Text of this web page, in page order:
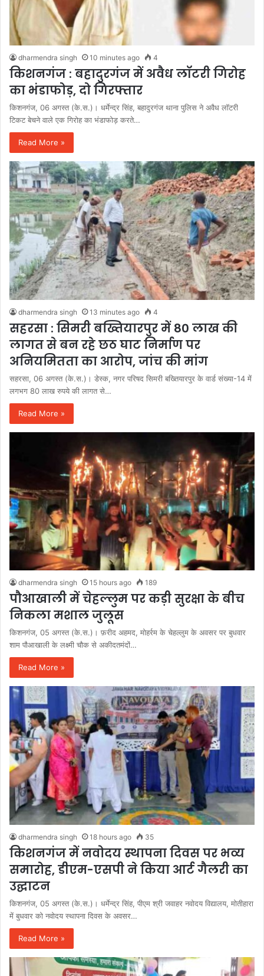
dharmendra singh 10 minutes ago 4
किशनगंज : बहादुरगंज में अवैध लॉटरी गिरोह
का भंडाफोड़, दो गिरफ्तार
किशनगंज, 06 अगस्त (के.स.)। धर्मेन्द्र सिंह, बहादुरगंज थाना पुलिस ने अवैध लॉटरी
टिकट बेचने वाले एक गिरोह का भंडाफोड़ करते…
Read More »
dharmendra singh 13 minutes ago 4
सहरसा : सिमरी बख्तियारपुर में 80 लाख की
लागत से बन रहे छठ घाट निर्माण पर
अनियमितता का आरोप, जांच की मांग
सहरसा, 06 अगस्त (के.स.)। डेस्क, नगर परिषद सिमरी बख्तियारपुर के वार्ड संख्या-14 में
लगभग 80 लाख रुपये की लागत से…
Read More »
dharmendra singh 15 hours ago 189
पौआखाली में चेहल्लुम पर कड़ी सुरक्षा के बीच
निकला मशाल जुलूस
किशनगंज, 05 अगस्त (के.स.)। फ़रीद अहमद, मोहर्रम के चेहल्लुम के अवसर पर बुधवार
शाम पौआखाली के लक्ष्मी चौक से अकीदतमंदों…
Read More »
dharmendra singh 18 hours ago 35
किशनगंज में नवोदय स्थापना दिवस पर भव्य
समारोह, डीएम-एसपी ने किया आर्ट गैलरी का
उद्घाटन
किशनगंज, 05 अगस्त (के.स.)। धर्मेन्द्र सिंह, पीएम श्री जवाहर नवोदय विद्यालय, मोतीहारा
में बुधवार को नवोदय स्थापना दिवस के अवसर…
Read More »